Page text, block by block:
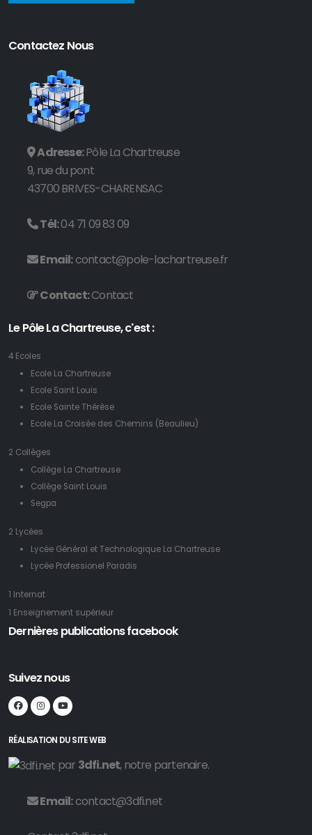
Contactez Nous
Adresse:Pôle La Chartreuse
9, rue du pont
43700 BRIVES-CHARENSAC
Tél:04 71 09 83 09
Email:contact@pole-lachartreuse.fr
Contact:Contact
Le Pôle La Chartreuse, c'est :
4 Ecoles
Ecole La Chartreuse
Ecole Saint Louis
Ecole Sainte Thérèse
Ecole La Croisée des Chemins (Beaulieu)
2 Collèges
Collège La Chartreuse
Collège Saint Louis
Segpa
2 Lycées
Lycée Général et Technologique La Chartreuse
Lycée Professionel Paradis
1 Internat
1 Enseignement supérieur
Dernières publications facebook
Suivez nous
RÉALISATION DU SITE WEB
par 3dfi.net, notre partenaire.
Email:contact@3dfi.net